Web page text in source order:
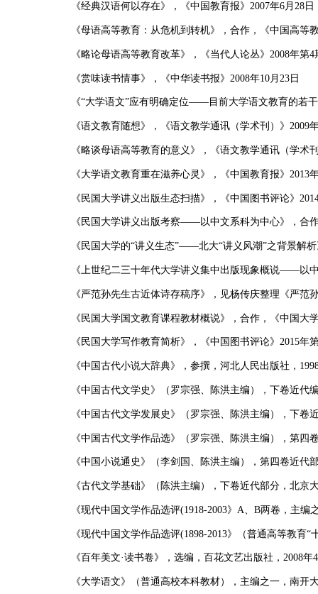
《经典汉语何以存在》，《中国教育报》 2007年6月 28 日
《母语高等教育：从危机到转机》，合作，《中国高等
《略论母语高等教育改革》，《当代人论丛》 2008年第4
《赏味读书情事》，《中华读书报》 2008年10 月 23日
《“大学语文”应有明确定位——目前大学语文教育的若
《语文教育随想》，《语文教学通讯（学术刊）》 2009
《略谈母语高等教育的意义》，《语文教学通讯（学术
《大学语文教育重在滋养心灵》，《中国教育报》 2013
《民国大学讲义出版生态扫描》，《中国图书评论》
《民国大学讲义出版考察——以中文系科为中心》，合
《民国大学的“讲义生态”——北大“讲义风潮”之背景解
《上世纪二三十年代大学讲义集中出版现象概说——以
《严范孙先生古近体诗存稿序》，见杨传庆整理《严范
《民国大学国文教育课程教材概说》，合作，《中国大
《民国大学写作教育简析》，《中国图书评论》 2015年
《中国古代小说大辞典》，参撰，河北人民出版社，
《中国古代文学史》（罗宗强、陈洪主编），下卷近代
《中国古代文学发展史》（罗宗强、陈洪主编），下卷
《中国古代文学作品选》（罗宗强、陈洪主编），第四
《中国小说通史》（李剑国、陈洪主编），第四卷近代
《古代文学基础》（陈洪主编），下卷近代部分，北京
《现代中国文学作品选评(1918-2003》 A B两卷，主编
《现代中国文学作品选评(1898-2013》（普通高等教育“
《百年美文·读书卷》，选编，百花文艺出版社， 2008年4
《大学语文》（普通高校本科教材），主编之一，南开